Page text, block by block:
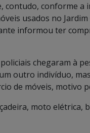
contudo, conforme a
usados no
informou ter
chegaram à
outro indivíduo,
de móveis, motivo
moto